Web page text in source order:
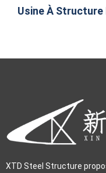
Usine À Structure
XTD Steel Structure